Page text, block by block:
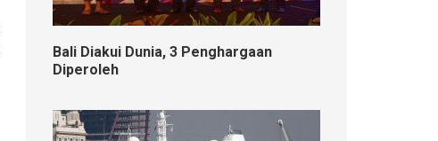
Bali Diakui Dunia, 3 Penghargaan
Diperoleh